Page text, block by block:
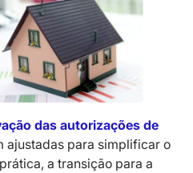
das autorizações de
ajustadas para simplificar o
a transição para a